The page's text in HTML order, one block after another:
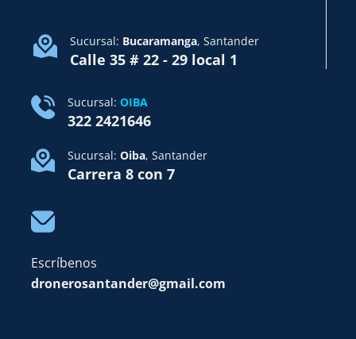
Sucursal: Bucaramanga, Santander
Calle 35 # 22 - 29 local 1
Sucursal: OIBA
322 2421646
Sucursal: Oiba, Santander
Carrera 8 con 7
Escríbenos
dronerosantander@gmail.com